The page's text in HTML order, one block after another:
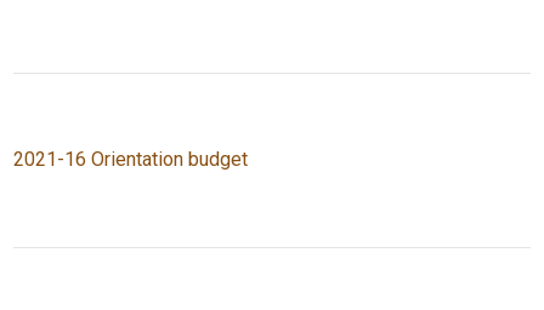
2021-16 Orientation budget